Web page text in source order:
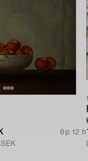
6p 12 h